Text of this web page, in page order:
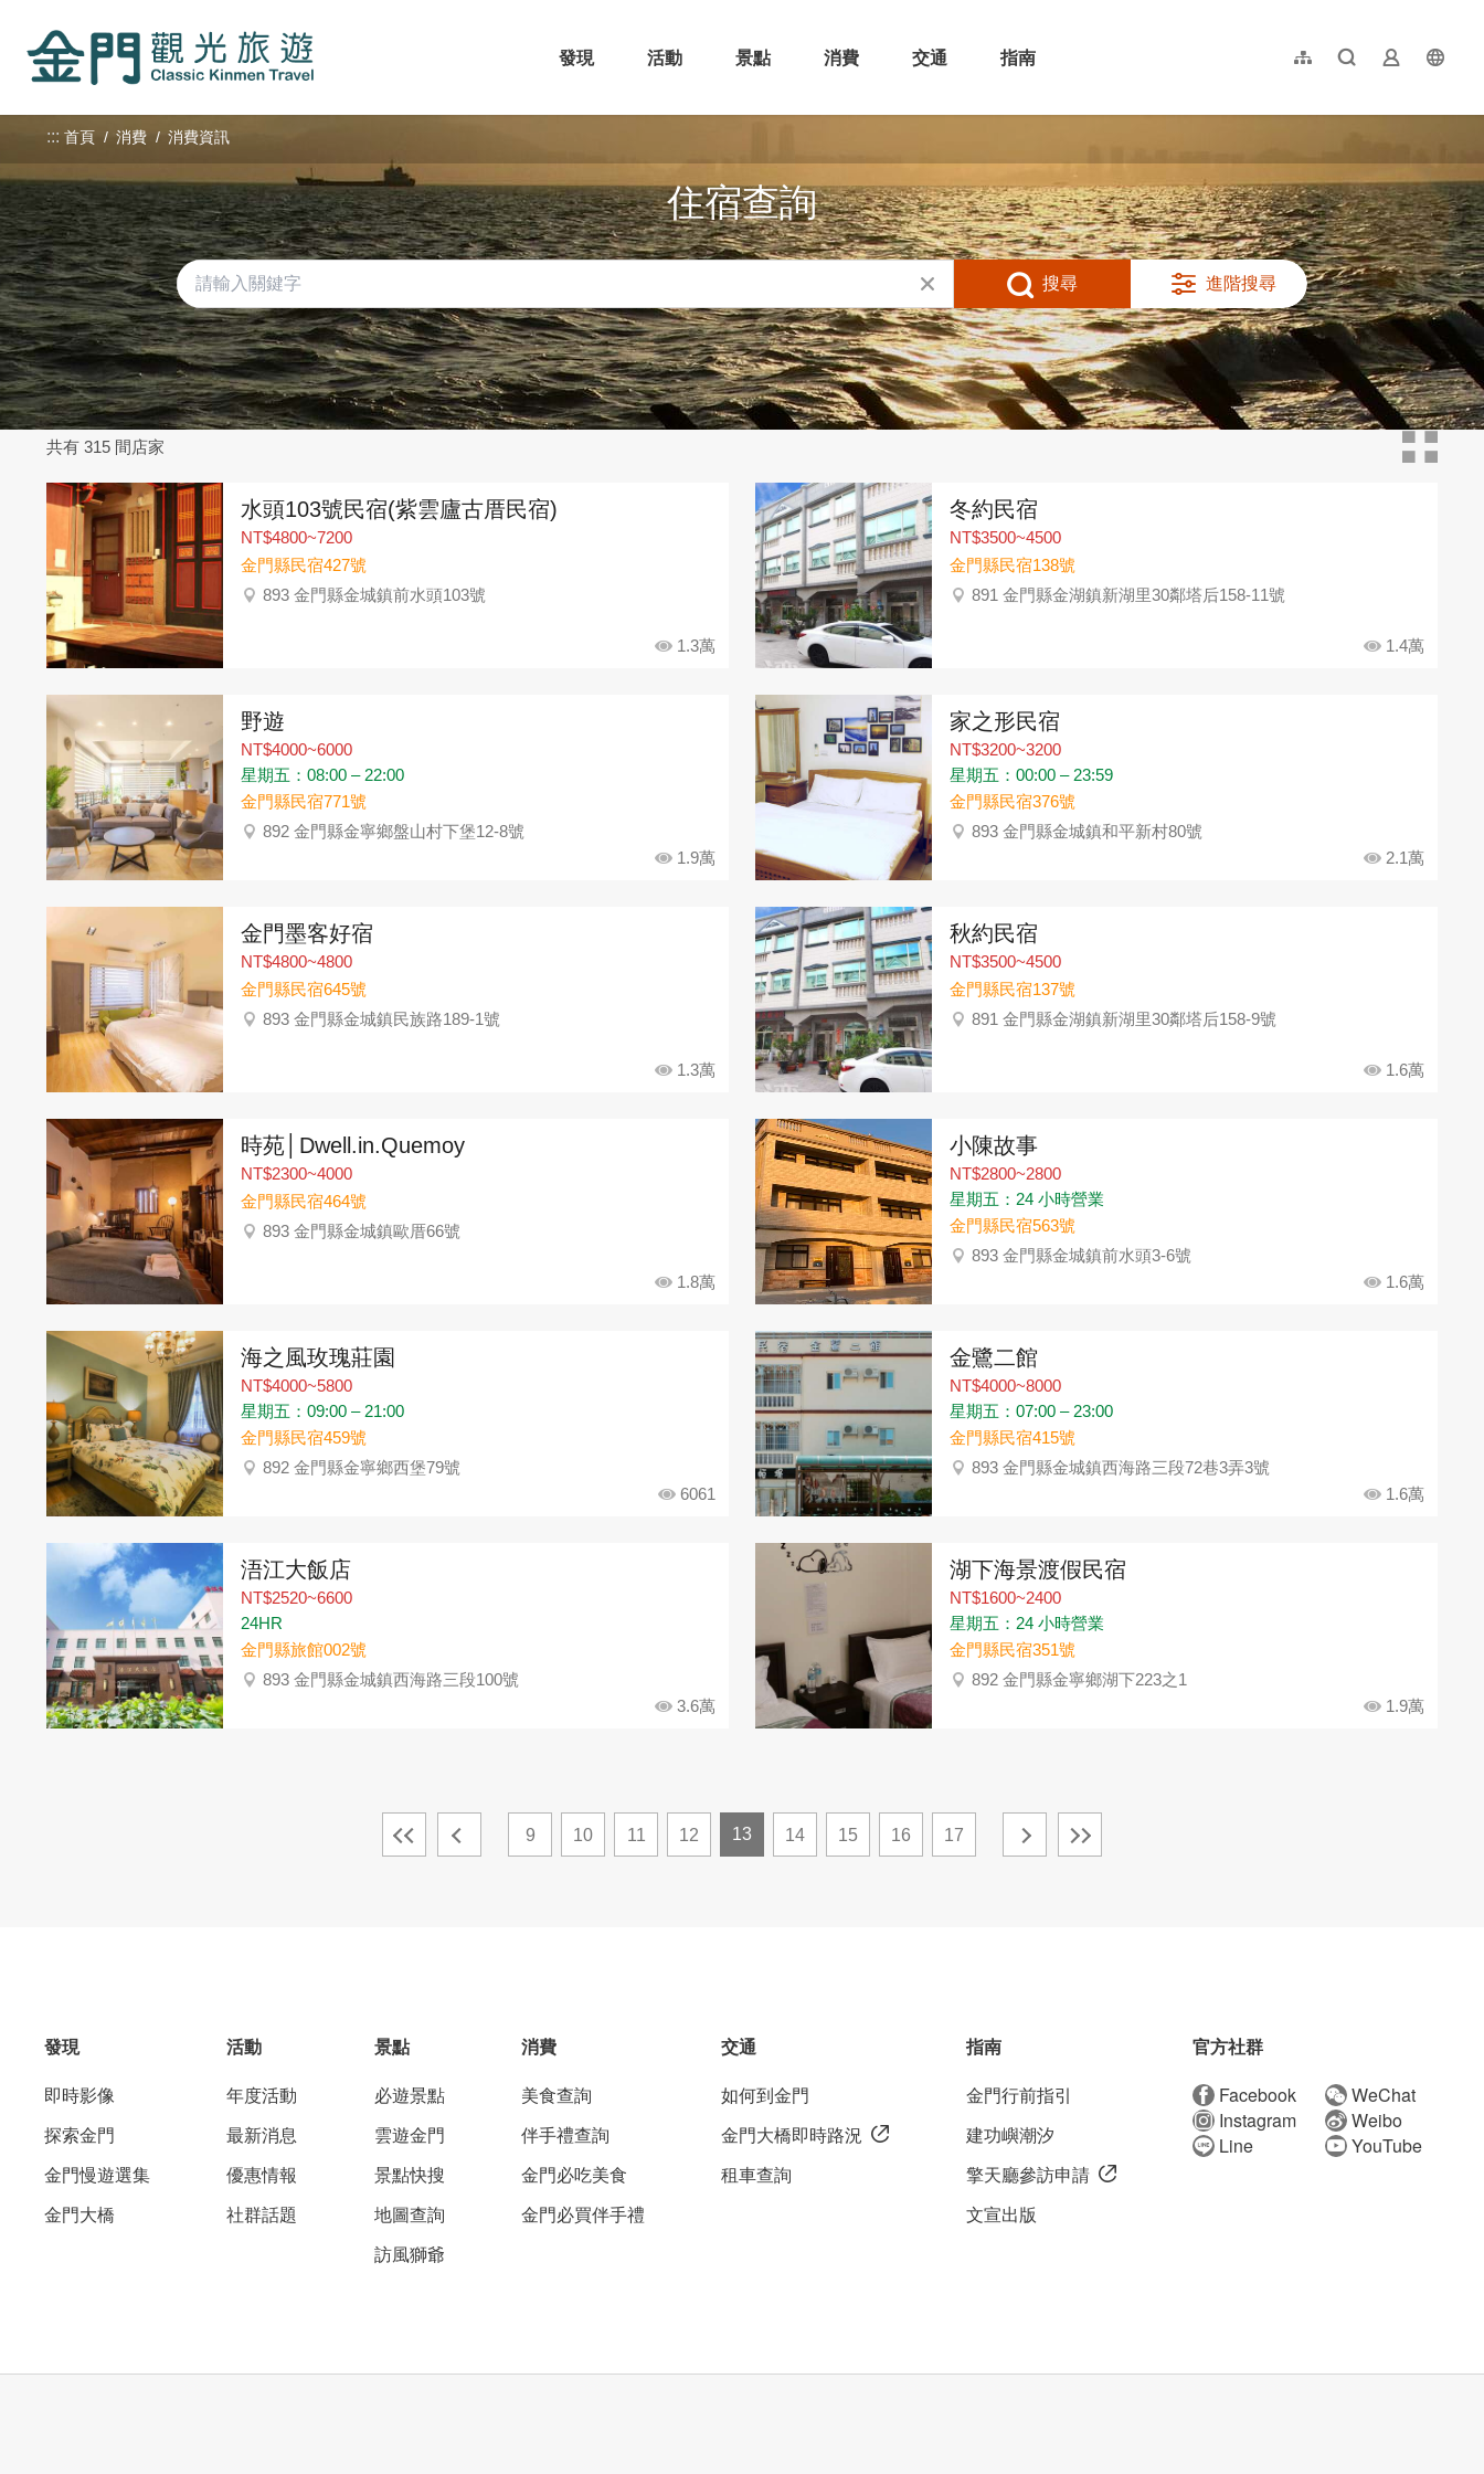
內
發現
活動 景點 消費 交通 指南 網站導覽全文檢索業者登入
简体中文
日本語
한국어
::: 首頁 消費 消費資訊
住宿查詢
搜尋 進階搜尋
共有 315 間店家
水頭103號民宿(紫雲廬古厝民宿)
NT$4800~7200
金門縣民宿427號
893 金門縣金城鎮前水頭103號
1.3萬
冬約民宿
NT$3500~4500
金門縣民宿138號
891 金門縣金湖鎮新湖里30鄰塔后158-11號
1.4萬
野遊
NT$4000~6000
星期五：08:00 – 22:00
金門縣民宿771號
892 金門縣金寧鄉盤山村下堡12-8號
1.9萬
家之形民宿
NT$3200~3200
星期五：00:00 – 23:59
金門縣民宿376號
893 金門縣金城鎮和平新村80號
2.1萬
金門墨客好宿
NT$4800~4800
金門縣民宿645號
893 金門縣金城鎮民族路189-1號
1.3萬
秋約民宿
NT$3500~4500
金門縣民宿137號
891 金門縣金湖鎮新湖里30鄰塔后158-9號
1.6萬
時苑│Dwell.in.Quemoy
NT$2300~4000
金門縣民宿464號
893 金門縣金城鎮歐厝66號
1.8萬
小陳故事
NT$2800~2800
星期五：24 小時營業
金門縣民宿563號
893 金門縣金城鎮前水頭3-6號
1.6萬
海之風玫瑰莊園
NT$4000~5800
星期五：09:00 – 21:00
金門縣民宿459號
892 金門縣金寧鄉西堡79號
6061
金鷺二館
NT$4000~8000
星期五：07:00 – 23:00
金門縣民宿415號
893 金門縣金城鎮西海路三段72巷3弄3號
1.6萬
浯江大飯店
NT$2520~6600
24HR
金門縣旅館002號
893 金門縣金城鎮西海路三段100號
3.6萬
湖下海景渡假民宿
NT$1600~2400
星期五：24 小時營業
金門縣民宿351號
892 金門縣金寧鄉湖下223之1
1.9萬
9 10 11 12 13 14 15 16 17
發現
即時影像
探索金門
金門慢遊選集
金門大橋
活動
年度活動
最新消息
優惠情報
社群話題
景點
必遊景點
雲遊金門
景點快搜
地圖查詢
訪風獅爺
消費
美食查詢
伴手禮查詢
金門必吃美食
金門必買伴手禮
交通
如何到金門
金門大橋即時路況
租車查詢
指南
金門行前指引
建功嶼潮汐
擎天廳參訪申請
文宣出版
官方社群
Facebook
WeChat
Instagram
Weibo
Line
YouTube